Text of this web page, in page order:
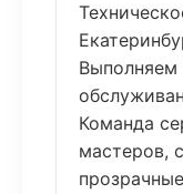
Выполняем
Команда
мастеров,